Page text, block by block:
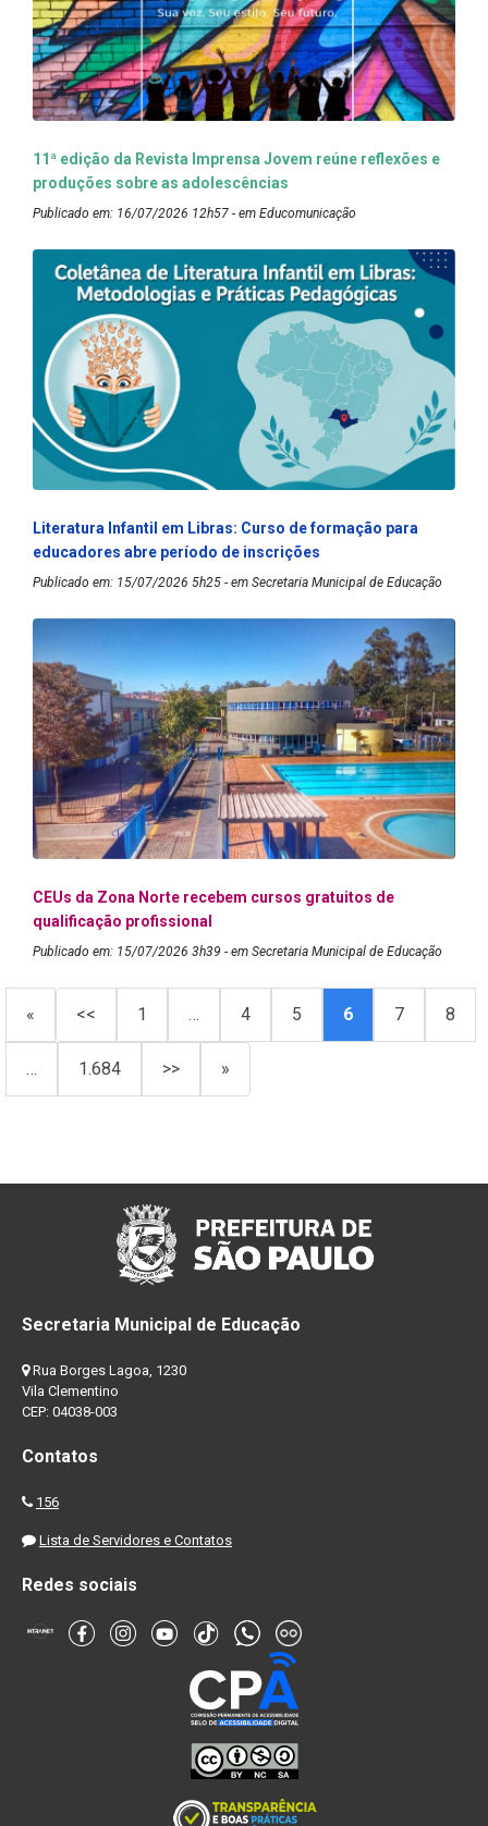
11ª edição da Revista Imprensa Jovem reúne reflexões e
produções sobre as adolescências
Publicado em: 16/07/2026 12h57 - em Educomunicação
Literatura Infantil em Libras: Curso de formação para
educadores abre período de inscrições
Publicado em: 15/07/2026 5h25 - em Secretaria Municipal de Educação
CEUs da Zona Norte recebem cursos gratuitos de
qualificação profissional
Publicado em: 15/07/2026 3h39 - em Secretaria Municipal de Educação
« << 1 … 4 5 6 7 8
… 1.684 >> »
Secretaria Municipal de Educação
Rua Borges Lagoa, 1230
Vila Clementino
CEP: 04038-003
Contatos
156
Lista de Servidores e Contatos
Redes sociais